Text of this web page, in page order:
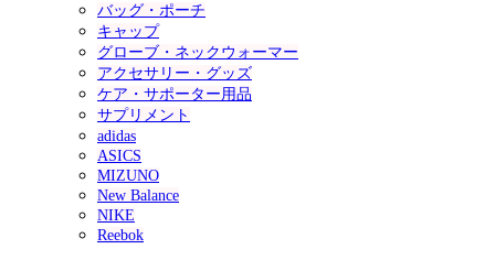
バッグ・ポーチ
キャップ
グローブ・ネックウォーマー
アクセサリー・グッズ
ケア・サポーター用品
サプリメント
adidas
ASICS
MIZUNO
New Balance
NIKE
Reebok